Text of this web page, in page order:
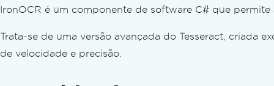
Contatar o Suporte Técnico
Obtendo o melhor suporte para o IronOCR
Perguntas frequentes
IronOCR é um componente de software C# que
Trata-se de uma versão avançada do Tesseract, criada
de velocidade e precisão.